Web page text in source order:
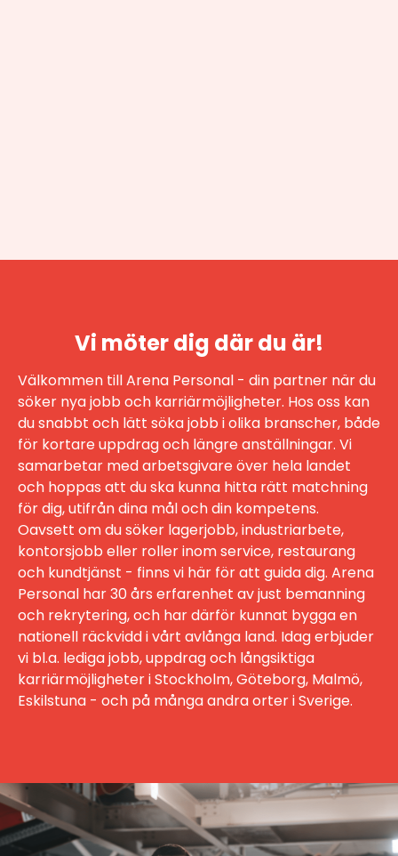
Vi möter dig där du är!
Välkommen till Arena Personal - din partner när du
söker nya jobb och karriärmöjligheter. Hos oss kan
du snabbt och lätt söka jobb i olika branscher, både
för kortare uppdrag och längre anställningar. Vi
samarbetar med arbetsgivare över hela landet
och hoppas att du ska kunna hitta rätt matchning
för dig, utifrån dina mål och din kompetens.
Oavsett om du söker lagerjobb, industriarbete,
kontorsjobb eller roller inom service, restaurang
och kundtjänst - finns vi här för att guida dig. Arena
Personal har 30 års erfarenhet av just bemanning
och rekrytering, och har därför kunnat bygga en
nationell räckvidd i vårt avlånga land. Idag erbjuder
vi bl.a. lediga jobb, uppdrag och långsiktiga
karriärmöjligheter i Stockholm, Göteborg, Malmö,
Eskilstuna - och på många andra orter i Sverige.